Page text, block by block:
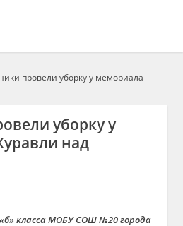
провели уборку у мемориала
уборку у
над
класса МОБУ СОШ №20 города